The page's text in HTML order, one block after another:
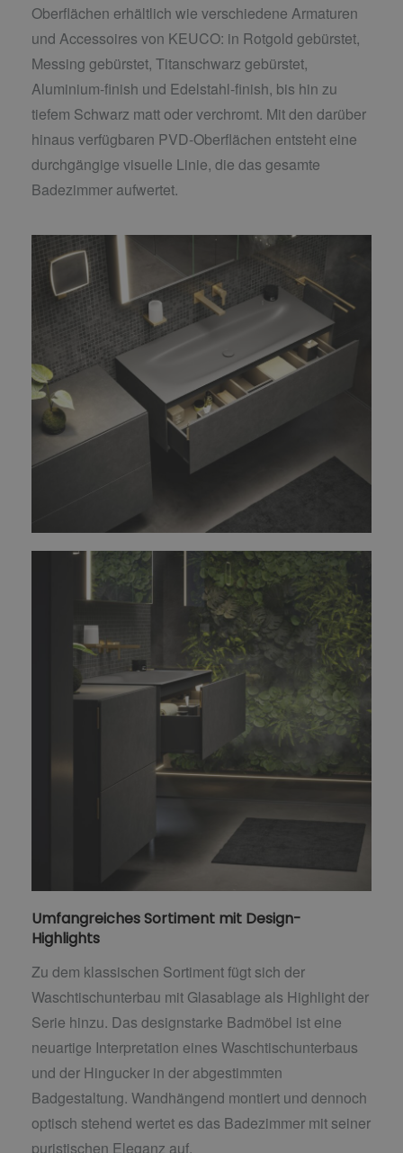
Oberflächen erhältlich wie verschiedene Armaturen
und Accessoires von KEUCO: in Rotgold gebürstet,
Messing gebürstet, Titanschwarz gebürstet,
Aluminium-finish und Edelstahl-finish, bis hin zu
tiefem Schwarz matt oder verchromt. Mit den darüber
hinaus verfügbaren PVD-Oberflächen entsteht eine
durchgängige visuelle Linie, die das gesamte
Badezimmer aufwertet.
Umfangreiches Sortiment mit Design-
Highlights
Zu dem klassischen Sortiment fügt sich der
Waschtischunterbau mit Glasablage als Highlight der
Serie hinzu. Das designstarke Badmöbel ist eine
neuartige Interpretation eines Waschtischunterbaus
und der Hingucker in der abgestimmten
Badgestaltung. Wandhängend montiert und dennoch
optisch stehend wertet es das Badezimmer mit seiner
puristischen Eleganz auf.